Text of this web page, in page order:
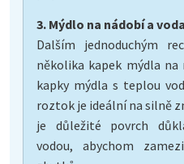
3. Mýdlo na nádobí a voda
Dalším jednoduchým
několika kapek mýdla na
kapky mýdla s teplou
roztok je ideální na silně
je důležité povrch
vodou, abychom